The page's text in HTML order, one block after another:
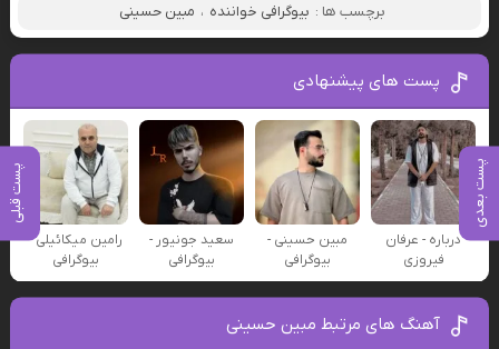
پست بعدی پست قبلی
برچسب ها : بیوگرافی خواننده ، مبین حسینی
پست های پیشنهادی
درباره - عرفان
فیروزی
مبین حسینی -
بیوگرافی
سعید جونیور -
بیوگرافی
رامین میکائیلی -
بیوگرافی
آهنگ های مرتبط مبین حسینی